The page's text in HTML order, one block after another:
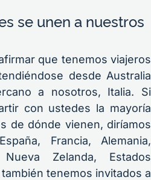
se unen a nuestros
que tenemos viajeros
desde Australia
a nosotros, Italia. Si
con ustedes la mayoría
de dónde vienen, diríamos
Francia, Alemania,
Zelanda, Estados
tenemos invitados a